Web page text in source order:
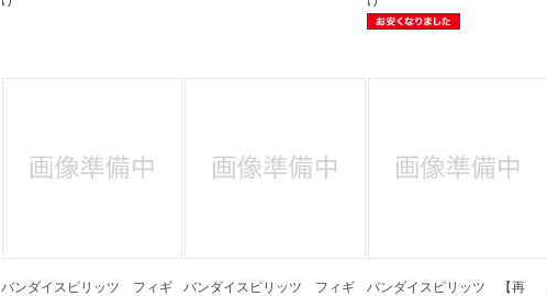
バンダイスピリッツ フィギ
バンダイスピリッツ フィギ
バンダイスピリッツ 【再